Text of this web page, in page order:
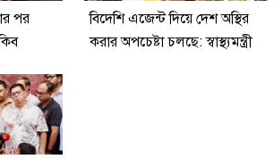
পর
বিদেশি এজেন্ট দিয়ে দেশ অস্থির
করার অপচেষ্টা চলছে: স্বাস্থ্যমন্ত্রী